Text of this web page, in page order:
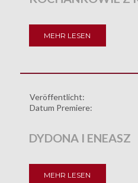
MEHR LESEN
Veröffentlicht:
Datum Premiere:
DYDONA I ENEASZ
MEHR LESEN